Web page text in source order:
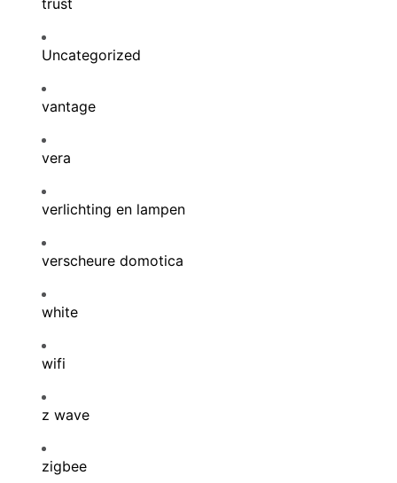
Uncategorized
vantage
vera
verlichting en lampen
verscheure domotica
white
wifi
z wave
zigbee